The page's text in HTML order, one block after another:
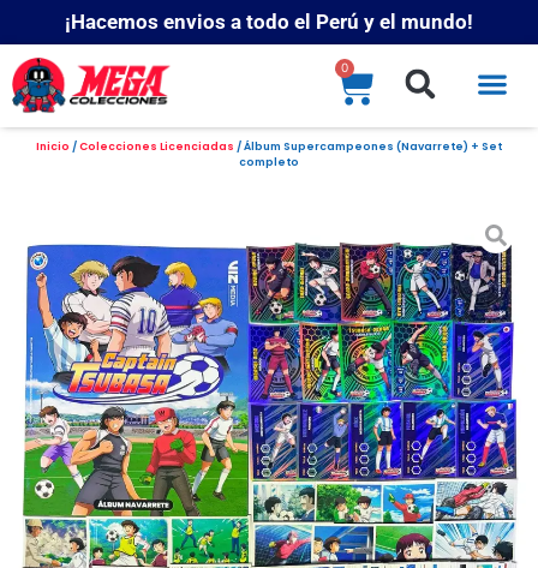
¡Hacemos envios a todo el Perú y el mundo!
0
Inicio /Colecciones Licenciadas / Álbum Supercampeones (Navarrete) + Set
completo